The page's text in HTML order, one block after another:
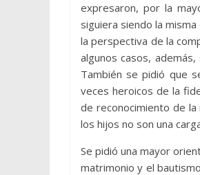
expresaron, por la
siguiera siendo la
la perspectiva de la
algunos casos,
También se pidió que
veces heroicos de la
de reconocimiento de
los hijos no son una
Se pidió una mayor
matrimonio y el